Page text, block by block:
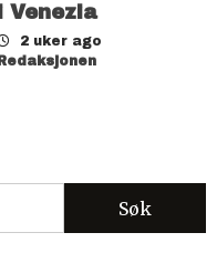
i Venezia
2 uker ago
Redaksjonen